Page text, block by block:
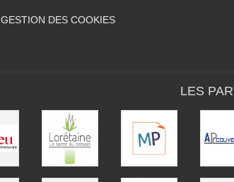
GESTION DES COOKIES
LES